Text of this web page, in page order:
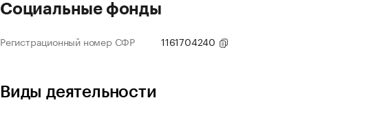
Социальные фонды
Регистрационный номер СФР 1161704240
Виды деятельности